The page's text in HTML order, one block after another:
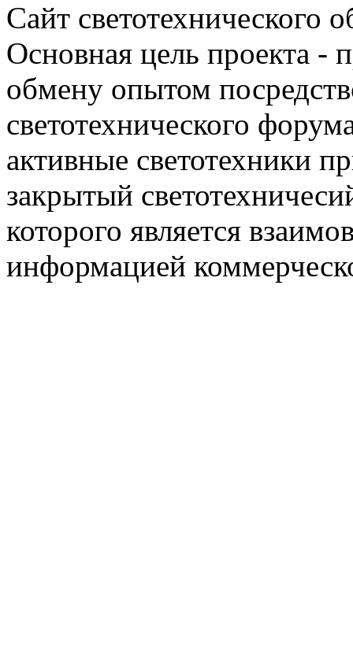
Сайт светотехнического
Основная цель проекта -
обмену опытом
светотехнического
активные светотехники
закрытый
которого является
информацией